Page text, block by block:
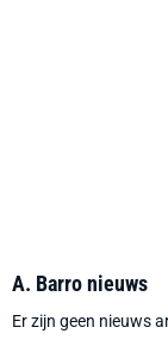
A. Barro nieuws
Er zijn geen nieuws